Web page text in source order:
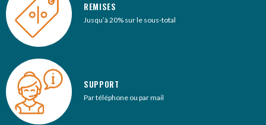
REMISES
Jusqu’à 20% sur le sous-total
SUPPORT
Par téléphone ou par mail